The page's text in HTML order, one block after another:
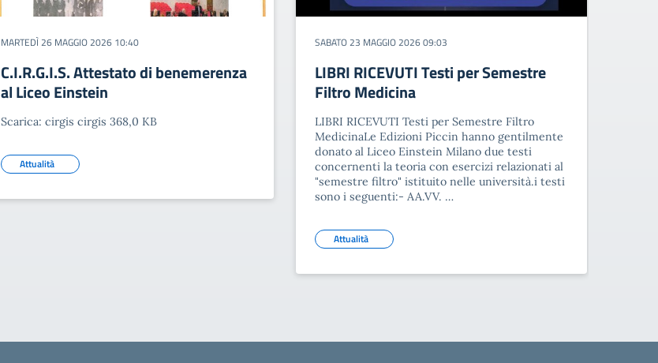
MARTEDÌ 26 MAGGIO 2026 10:40
C.I.R.G.I.S. Attestato di benemerenza
al Liceo Einstein
Scarica: cirgis cirgis 368,0 KB
Attualità
SABATO 23 MAGGIO 2026 09:03
LIBRI RICEVUTI Testi per Semestre
Filtro Medicina
LIBRI RICEVUTI Testi per Semestre Filtro
MedicinaLe Edizioni Piccin hanno gentilmente
donato al Liceo Einstein Milano due testi
concernenti la teoria con esercizi relazionati al
"semestre filtro" istituito nelle università.i testi
sono i seguenti:- AA.VV. …
Attualità